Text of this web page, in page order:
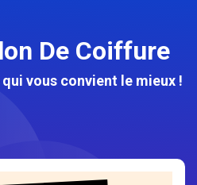
De Coiffure
vous convient le mieux !